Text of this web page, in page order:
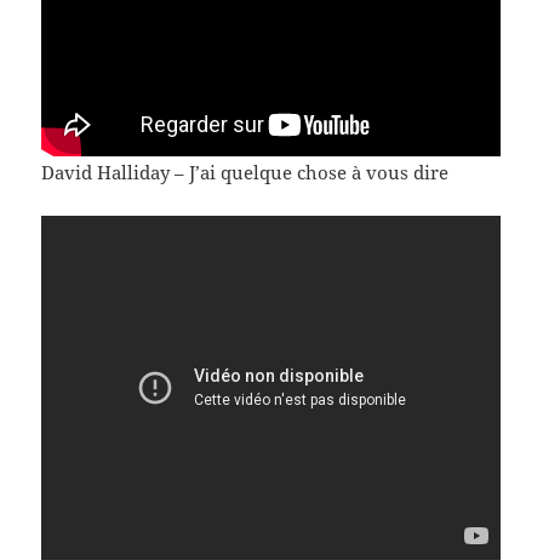
David Halliday – J’ai quelque chose à vous dire